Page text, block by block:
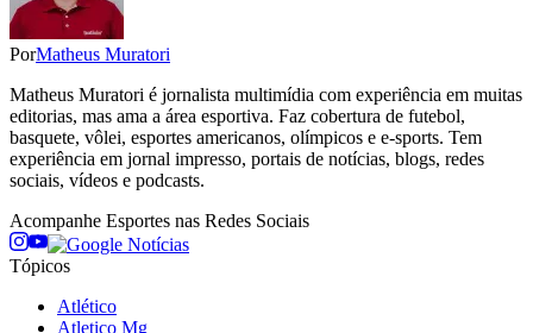
PorMatheus Muratori
Matheus Muratori é jornalista multimídia com experiência em muitas
editorias, mas ama a área esportiva. Faz cobertura de futebol,
basquete, vôlei, esportes americanos, olímpicos e e-sports. Tem
experiência em jornal impresso, portais de notícias, blogs, redes
sociais, vídeos e podcasts.
Acompanhe Esportes nas Redes Sociais
Tópicos
Atlético
Atletico Mg